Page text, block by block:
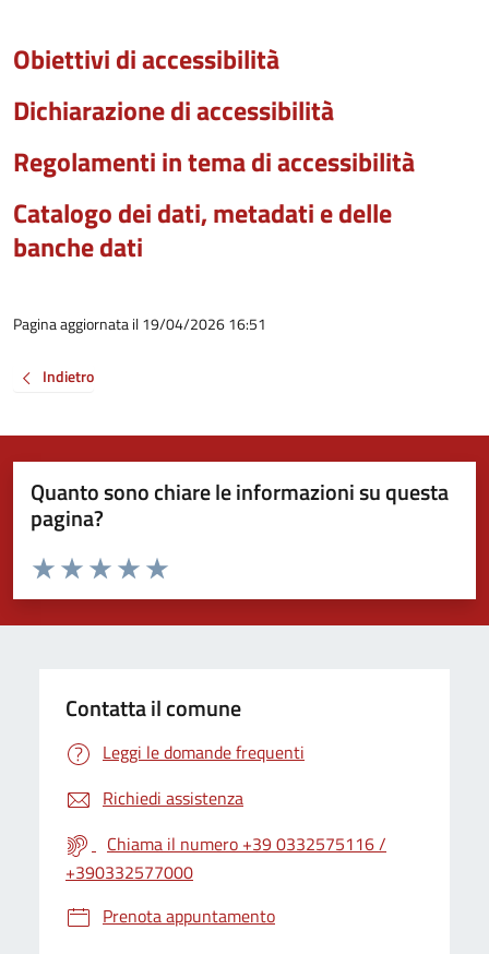
Obiettivi di accessibilità
Dichiarazione di accessibilità
Regolamenti in tema di accessibilità
Catalogo dei dati, metadati e delle
banche dati
Pagina aggiornata il 19/04/2026 16:51
Indietro
Quanto sono chiare le informazioni su questa
pagina?
Valuta da 1 a 5 stelle la pagina
Valuta 5 stelle su 5
Valuta 4 stelle su 5
Valuta 3 stelle su 5
Valuta 2 stelle su 5
Valuta 1 stelle su 5
Contatta il comune
Leggi le domande frequenti
Richiedi assistenza
Chiama il numero +39 0332575116 /
+390332577000
Prenota appuntamento